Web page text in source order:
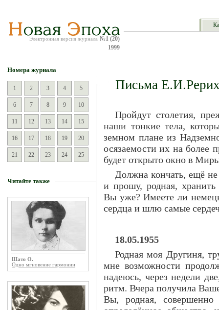
Электронная версия журнала №1 (20)
1999
Номера журнала
1 2 3 4 5
6 7 8 9 10
11 12 13 14 15
16 17 18 19 20
21 22 23 24 25
Читайте также
Шато О.
Одно мгновение гармонии
Письма
Пройдут столетия,
наши тонкие тела,
земном плане из
осязаемости их на более
будет открыто окно в
Должна кончать, ещё
и прошу, родная, хранить
Вы уже? Имеете ли
сердца и шлю самые
18.05.1955
Родная моя Другиня,
мне возможности
надеюсь, через недели
ритм. Вчера получила
Вы, родная,